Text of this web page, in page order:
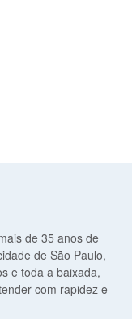
de 35 anos de
de São Paulo,
e toda a baixada,
com rapidez e